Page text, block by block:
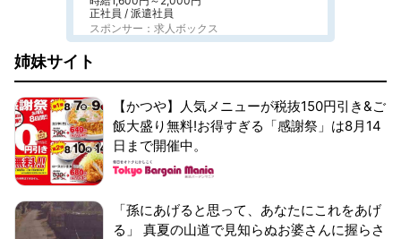
正社員 / 派遣社員
スポンサー：求人ボックス
姉妹サイト
【かつや】人気メニューが税抜150円引き&ご
飯大盛り無料!お得すぎる「感謝祭」は8月14
日まで開催中。
「孫にあげると思って、あなたにこれをあげ
る」 真夏の山道で見知らぬお婆さんに握らさ